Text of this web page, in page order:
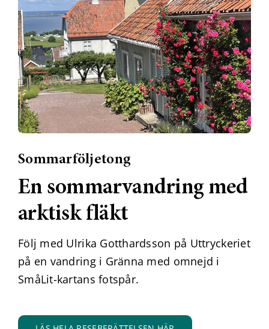
Sommarföljetong
En sommarvandring med
arktisk fläkt
Följ med Ulrika Gotthardsson på Uttryckeriet
på en vandring i Gränna med omnejd i
SmåLit-kartans fotspår.